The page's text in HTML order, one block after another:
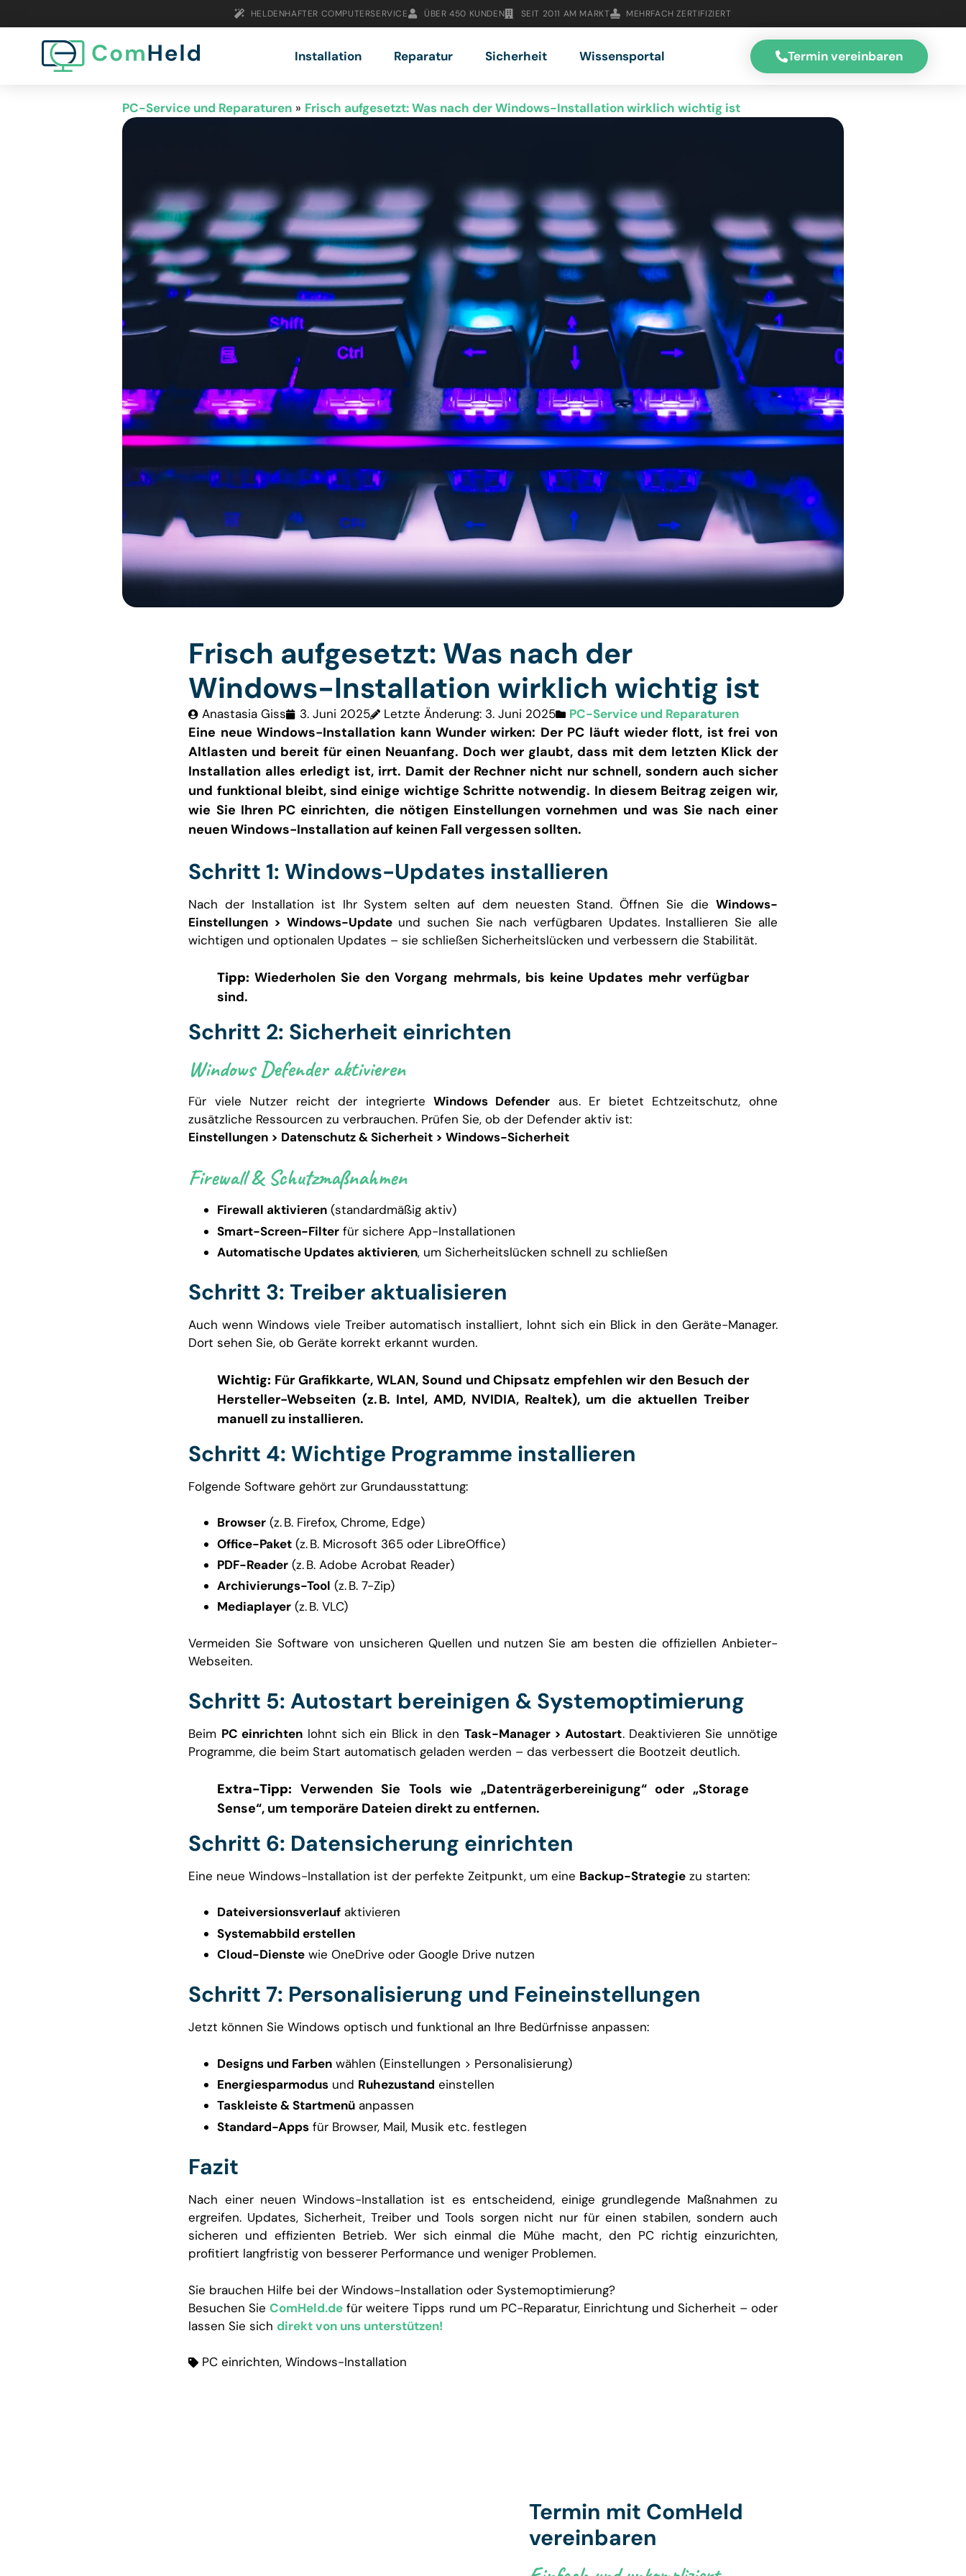
HELDENHAFTER COMPUTERSERVICE ÜBER 450 KUNDEN SEIT 2011 AM MARKT MEHRFACH ZERTIFIZIERT
Installation Reparatur Sicherheit Wissensportal Termin vereinbaren
PC-Service und Reparaturen » Frisch aufgesetzt: Was nach der Windows-Installation wirklich wichtig ist
Frisch aufgesetzt: Was nach der
Windows-Installation wirklich wichtig ist
Anastasia Giss 3. Juni 2025 Letzte Änderung: 3. Juni 2025 PC-Service und Reparaturen
Eine neue Windows-Installation kann Wunder wirken: Der PC läuft wieder flott, ist frei von
Altlasten und bereit für einen Neuanfang. Doch wer glaubt, dass mit dem letzten Klick der
Installation alles erledigt ist, irrt. Damit der Rechner nicht nur schnell, sondern auch sicher
und funktional bleibt, sind einige wichtige Schritte notwendig. In diesem Beitrag zeigen wir,
wie Sie Ihren PC einrichten, die nötigen Einstellungen vornehmen und was Sie nach einer
neuen Windows-Installation auf keinen Fall vergessen sollten.
Schritt 1: Windows-Updates installieren
Nach der Installation ist Ihr System selten auf dem neuesten Stand. Öffnen Sie die Windows-
Einstellungen > Windows-Updateund suchen Sie nach verfügbaren Updates. Installieren Sie alle
wichtigen und optionalen Updates – sie schließen Sicherheitslücken und verbessern die Stabilität.
Tipp: Wiederholen Sie den Vorgang mehrmals, bis keine Updates mehr verfügbar
sind.
Schritt 2: Sicherheit einrichten
Windows Defender aktivieren
Für viele Nutzer reicht der integrierte Windows Defender aus. Er bietet Echtzeitschutz, ohne
zusätzliche Ressourcen zu verbrauchen. Prüfen Sie, ob der Defender aktiv ist:
Einstellungen > Datenschutz & Sicherheit > Windows-Sicherheit
Firewall & Schutzmaßnahmen
Firewall aktivieren (standardmäßig aktiv)
Smart-Screen-Filter für sichere App-Installationen
Automatische Updates aktivieren, um Sicherheitslücken schnell zu schließen
Schritt 3: Treiber aktualisieren
Auch wenn Windows viele Treiber automatisch installiert, lohnt sich ein Blick in den Geräte-Manager.
Dort sehen Sie, ob Geräte korrekt erkannt wurden.
Wichtig: Für Grafikkarte, WLAN, Sound und Chipsatz empfehlen wir den Besuch der
Hersteller-Webseiten (z. B. Intel, AMD, NVIDIA, Realtek), um die aktuellen Treiber
manuell zu installieren.
Schritt 4: Wichtige Programme installieren
Folgende Software gehört zur Grundausstattung:
Browser (z. B. Firefox, Chrome, Edge)
Office-Paket (z. B. Microsoft 365 oder LibreOffice)
PDF-Reader (z. B. Adobe Acrobat Reader)
Archivierungs-Tool (z. B. 7-Zip)
Mediaplayer (z. B. VLC)
Vermeiden Sie Software von unsicheren Quellen und nutzen Sie am besten die offiziellen Anbieter-
Webseiten.
Schritt 5: Autostart bereinigen & Systemoptimierung
Beim PC einrichten lohnt sich ein Blick in den Task-Manager > Autostart. Deaktivieren Sie unnötige
Programme, die beim Start automatisch geladen werden – das verbessert die Bootzeit deutlich.
Extra-Tipp: Verwenden Sie Tools wie „Datenträgerbereinigung“ oder „Storage
Sense“, um temporäre Dateien direkt zu entfernen.
Schritt 6: Datensicherung einrichten
Eine neue Windows-Installation ist der perfekte Zeitpunkt, um eine Backup-Strategie zu starten:
Dateiversionsverlauf aktivieren
Systemabbild erstellen
Cloud-Dienste wie OneDrive oder Google Drive nutzen
Schritt 7: Personalisierung und Feineinstellungen
Jetzt können Sie Windows optisch und funktional an Ihre Bedürfnisse anpassen:
Designs und Farben wählen (Einstellungen > Personalisierung)
Energiesparmodus und Ruhezustand einstellen
Taskleiste & Startmenü anpassen
Standard-Apps für Browser, Mail, Musik etc. festlegen
Fazit
Nach einer neuen Windows-Installation ist es entscheidend, einige grundlegende Maßnahmen zu
ergreifen. Updates, Sicherheit, Treiber und Tools sorgen nicht nur für einen stabilen, sondern auch
sicheren und effizienten Betrieb. Wer sich einmal die Mühe macht, den PC richtig einzurichten,
profitiert langfristig von besserer Performance und weniger Problemen.
Sie brauchen Hilfe bei der Windows-Installation oder Systemoptimierung?
Besuchen SieComHeld.de für weitere Tipps rund um PC-Reparatur, Einrichtung und Sicherheit – oder
lassen Sie sich direkt von uns unterstützen!
PC einrichten,Windows-Installation
Termin mit ComHeld
vereinbaren